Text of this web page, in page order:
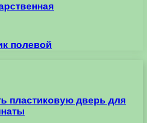
полевой
пластиковую дверь для